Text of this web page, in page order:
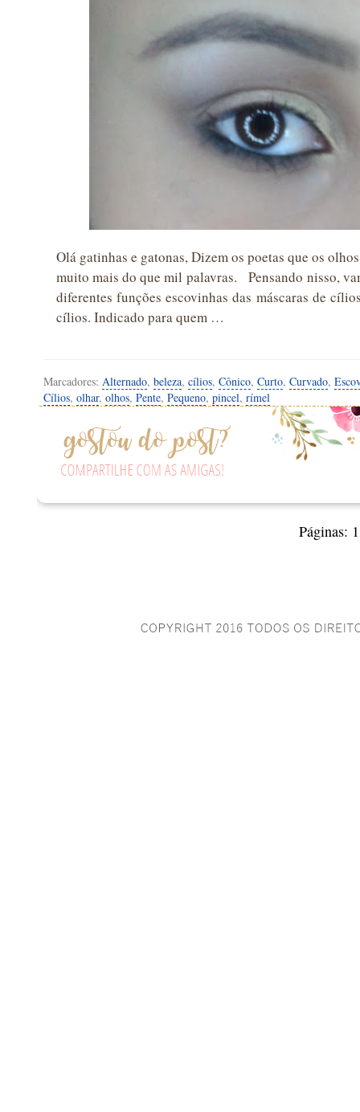
Olá gatinhas e gatonas, Dizem os poetas que os
muito mais do que mil palavras. Pensando nisso,
diferentes funções escovinhas das máscaras de
cílios. Indicado para quem …
Marcadores: Alternado, beleza, cílios, Cônico, Curto, Curvado,
Cílios, olhar, olhos, Pente, Pequeno, pincel, rímel
Páginas: 1